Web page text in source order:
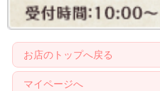
お店のトップへ戻る
マイページへ